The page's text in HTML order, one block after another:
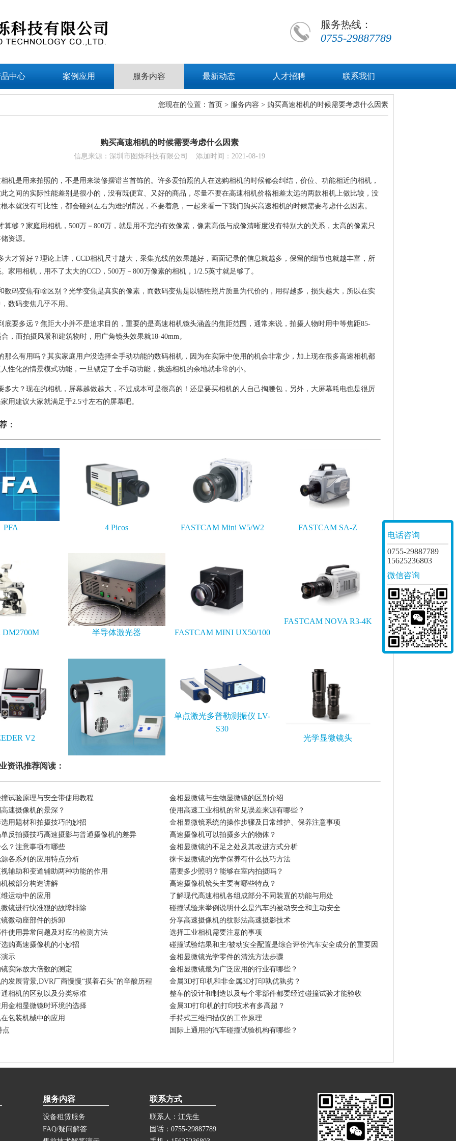
服务热线：
0755-29887789
中心 案例应用 服务内容 最新动态 人才招聘 联系我们
您现在的位置： 首页 > 服务内容 > 购买高速相机的时候需要考虑什么因素
购买高速相机的时候需要考虑什么因素
信息来源：深圳市图烁科技有限公司 添加时间：2021-08-19
机是用来拍照的，不是用来装修摆谱当首饰的。许多爱拍照的人在选购相机的时候都会纠结，价位、功能相近的相机，
之间的实际性能差别是很小的，没有既便宜、又好的商品，尽量不要在高速相机价格相差太远的两款相机上做比较，没
本就没有可比性，都会碰到左右为难的情况，不要着急，一起来看一下我们购买高速相机的时候需要考虑什么因素。
算够？家庭用相机，500万－800万，就是用不完的有效像素，像素高低与成像清晰度没有特别大的关系，太高的像素只
资源。
大才算好？理论上讲，CCD相机尺寸越大，采集光线的效果越好，画面记录的信息就越多，保留的细节也就越丰富，所
家用相机，用不了太大的CCD，500万－800万像素的相机，1/2.5英寸就足够了。
数码变焦有啥区别？光学变焦是真实的像素，而数码变焦是以牺牲照片质量为代价的，用得越多，损失越大，所以在实
数码变焦几乎不用。
底要多远？焦距大小并不是追求目的，重要的是高速相机镜头涵盖的焦距范围，通常来说，拍摄人物时用中等焦距85-
，而拍摄风景和建筑物时，用广角镜头效果就18-40mm。
那么有用吗？其实家庭用户没选择全手动功能的数码相机，因为在实际中使用的机会非常少，加上现在很多高速相机都
性化的情景模式功能，一旦锁定了全手动功能，挑选相机的余地就非常的小。
多大？现在的相机，屏幕越做越大，不过成本可是很高的！还是要买相机的人自己掏腰包，另外，大屏幕耗电也是很厉
用建议大家就满足于2.5寸左右的屏幕吧。
：
PFA 4 Picos FASTCAM Mini W5/W2 FASTCAM SA-Z
DM2700M 半导体激光器 FASTCAM MINI UX50/100
FASTCAM NOVA R3-4K
V2
单点激光多普勒测振仪 LV-
S30
光学显微镜头
资讯推荐阅读：
试验原理与安全带使用教程
金相显微镜与生物显微镜的区别介绍
速摄像机的景深？
使用高速工业相机的常见误差来源有哪些？
用题材和拍摄技巧的妙招
金相显微镜系统的操作步骤及日常维护、保养注意事项
反拍摄技巧高速摄影与普通摄像机的差异
高速摄像机可以拍摄多大的物体？
？注意事项有哪些
金相显微镜的不足之处及其改进方式分析
各系列的应用特点分析
徕卡显微镜的光学保养有什么技巧方法
辅助和变道辅助两种功能的作用
需要多少照明？能够在室内拍摄吗？
械部分构造讲解
高速摄像机镜头主要有哪些特点？
运动中的应用
了解现代高速相机各组成部分不同装置的功能与用处
镜进行快准狠的故障排除
碰撞试验来举例说明什么是汽车的被动安全和主动安全
微动座部件的拆卸
分享高速摄像机的纹影法高速摄影技术
使用异常问题及对应的检测方法
选择工业相机需要注意的事项
购高速摄像机的小妙招
碰撞试验结果和主/被动安全配置是综合评价汽车安全成分的重要因
素
示
金相显微镜光学零件的清洗方法步骤
实际放大倍数的测定
金相显微镜最为广泛应用的行业有哪些？
发展背景,DVR厂商慢慢“摸着石头”的辛酸历程
金属3D打印机和非金属3D打印孰优孰劣？
相机的区别以及分类标准
整车的设计和制造以及每个零部件都要经过碰撞试验才能验收
金相显微镜时环境的选择
金属3D打印机的打印技术有多高超？
包装机械中的应用
手持式三维扫描仪的工作原理
点
国际上通用的汽车碰撞试验机构有哪些？
服务内容
设备租赁服务
FAQ/疑问解答
联系方式
联系人：江先生
固话：0755-29887789
电话咨询
0755-29887789
15625236803
微信咨询